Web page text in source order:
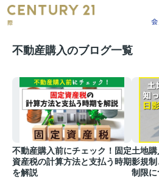
不動産購入のブログ一覧
不動産購入前にチェック！固定
資産税の計算方法と支払う時期
を解説
土地
影規
制限